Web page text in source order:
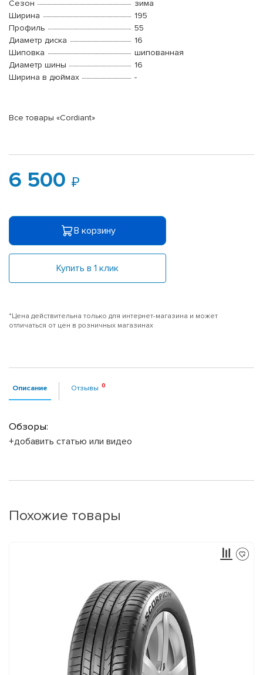
Сезон
зима
Ширина
195
Профиль
55
Диаметр диска
16
Шиповка
шипованная
Диаметр шины
16
Ширина в дюймах
-
Все товары «Cordiant»
6 500
В корзину
Купить в 1 клик
*Цена действительна только для интернет-магазина и может
отличаться от цен в розничных магазинах
Описание Отзывы
Обзоры:
+добавить статью или видео
Похожие товары